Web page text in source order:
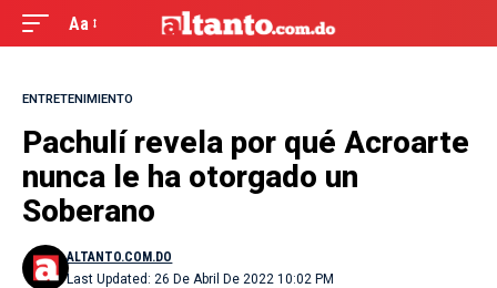
Aa
ENTRETENIMIENTO
Pachulí revela por qué Acroarte
nunca le ha otorgado un
Soberano
Last Updated: 26 De Abril De 2022 10:02 PM
ALTANTO.COM.DO